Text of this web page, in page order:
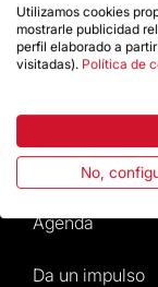
Preguntas
Atención al
Normativa y
Noticias y
Agenda
Da un impulso
Utilizamos cookies
mostrarle publicidad
perfil elaborado a
visitadas). Política de
No,